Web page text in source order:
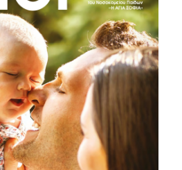
ΤΕΥΧΟΣ #6